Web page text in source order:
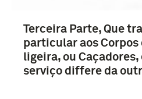
1851-1900 (14)
Terceira Parte, Que
particular aos
ligeira, ou Caçadores,
serviço differe da